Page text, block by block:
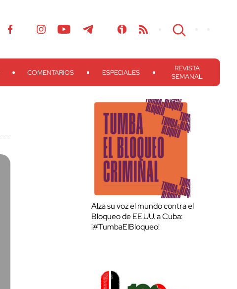
COMENTARIOS ESPECIALES
REVISTA
SEMANAL
Alza su voz el mundo contra el
Bloqueo de EE.UU. a Cuba:
¡#TumbaElBloqueo!